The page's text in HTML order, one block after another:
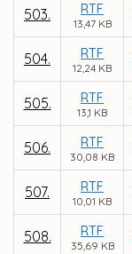
503. RTF
13,47 KB
504. RTF
12,24 KB
505. RTF
13,1 KB
506. RTF
30,08 KB
507. RTF
10,01 KB
508. RTF
35,69 KB